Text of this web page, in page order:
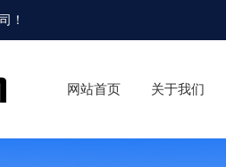
！
网站首页 关于我们